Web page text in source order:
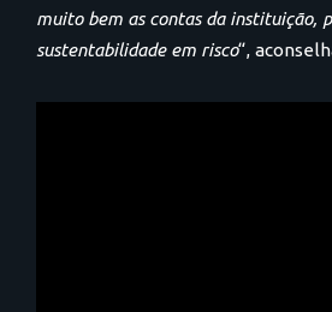
muito bem as contas da instituição,
sustentabilidade em risco“,